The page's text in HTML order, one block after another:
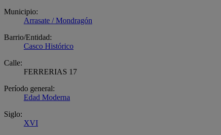
Municipio:
Arrasate / Mondragón
Barrio/Entidad:
Casco Histórico
Calle:
FERRERIAS 17
Período general:
Edad Moderna
Siglo:
XVI